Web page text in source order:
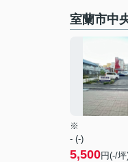
室蘭市中
※
- (-)
5,500円(-/